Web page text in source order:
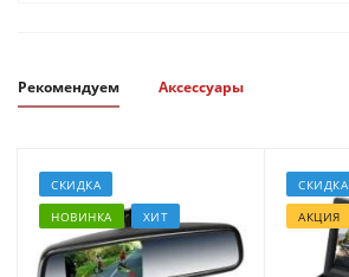
Рекомендуем Аксессуары
СКИДКА
НОВИНКА
ХИТ
СКИДКА
АКЦИЯ